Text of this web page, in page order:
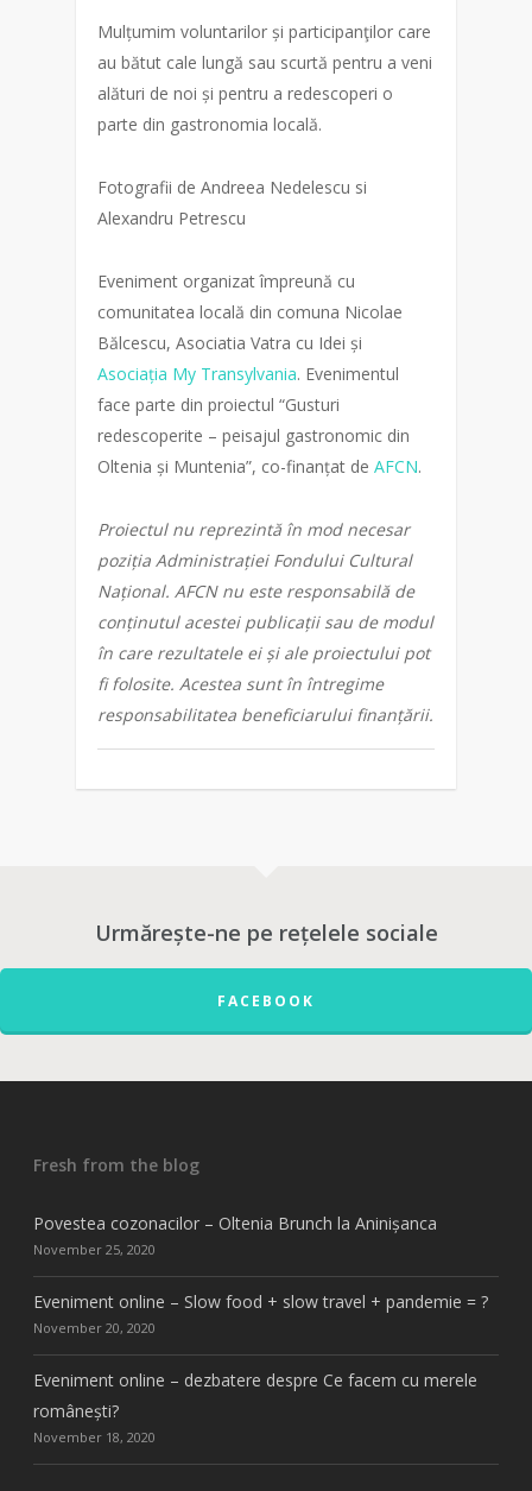
Mulțumim voluntarilor și participanţilor care
au bătut cale lungă sau scurtă pentru a veni
alături de noi și pentru a redescoperi o
parte din gastronomia locală.
Fotografii de Andreea Nedelescu si
Alexandru Petrescu
Eveniment organizat împreună cu
comunitatea locală din comuna Nicolae
Bălcescu, Asociatia Vatra cu Idei și
Asociația My Transylvania. Evenimentul
face parte din proiectul “Gusturi
redescoperite – peisajul gastronomic din
Oltenia și Muntenia”, co-finanțat de AFCN.
Proiectul nu reprezintă în mod necesar
poziția Administrației Fondului Cultural
Național. AFCN nu este responsabilă de
conținutul acestei publicații sau de modul
în care rezultatele ei și ale proiectului pot
fi folosite. Acestea sunt în întregime
responsabilitatea beneficiarului finanțării.
Urmărește-ne pe rețelele sociale
FACEBOOK
Fresh from the blog
Povestea cozonacilor – Oltenia Brunch la Aninișanca
November 25, 2020
Eveniment online – Slow food + slow travel + pandemie = ?
November 20, 2020
Eveniment online – dezbatere despre Ce facem cu merele
românești?
November 18, 2020